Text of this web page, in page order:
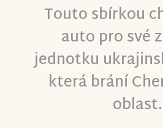
kromě necelých 20 %
území. Země se drží a
ztráty mnoha blízkých,
přátel. Přes odliv lidí do
útoky stovek dronů,
energiemi, ekonomikou.
Touto sbírkou
auto pro své
jednotku
která brání
oblast.